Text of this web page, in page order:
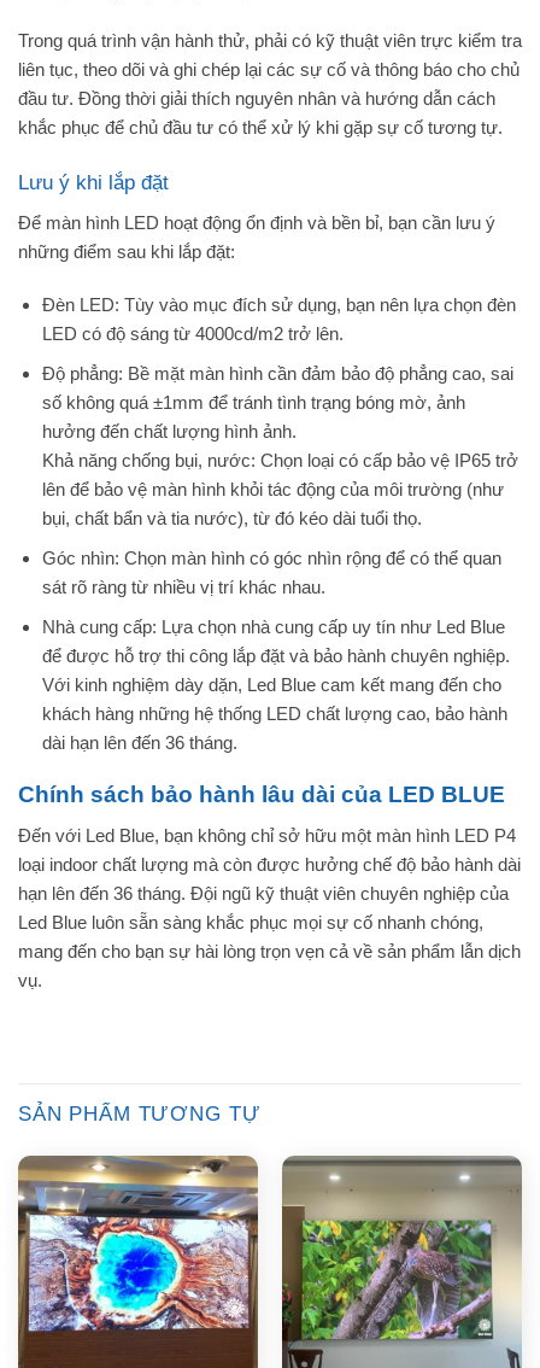
Trong quá trình vận hành thử, phải có kỹ thuật viên trực kiểm tra
liên tục, theo dõi và ghi chép lại các sự cố và thông báo cho chủ
đầu tư. Đồng thời giải thích nguyên nhân và hướng dẫn cách
khắc phục để chủ đầu tư có thể xử lý khi gặp sự cố tương tự.
Lưu ý khi lắp đặt
Để màn hình LED hoạt động ổn định và bền bỉ, bạn cần lưu ý
những điểm sau khi lắp đặt:
Đèn LED: Tùy vào mục đích sử dụng, bạn nên lựa chọn đèn
LED có độ sáng từ 4000cd/m2 trở lên.
Độ phẳng: Bề mặt màn hình cần đảm bảo độ phẳng cao, sai
số không quá ±1mm để tránh tình trạng bóng mờ, ảnh
hưởng đến chất lượng hình ảnh.
Khả năng chống bụi, nước: Chọn loại có cấp bảo vệ IP65 trở
lên để bảo vệ màn hình khỏi tác động của môi trường (như
bụi, chất bẩn và tia nước), từ đó kéo dài tuổi thọ.
Góc nhìn: Chọn màn hình có góc nhìn rộng để có thể quan
sát rõ ràng từ nhiều vị trí khác nhau.
Nhà cung cấp: Lựa chọn nhà cung cấp uy tín như Led Blue
để được hỗ trợ thi công lắp đặt và bảo hành chuyên nghiệp.
Với kinh nghiệm dày dặn, Led Blue cam kết mang đến cho
khách hàng những hệ thống LED chất lượng cao, bảo hành
dài hạn lên đến 36 tháng.
Chính sách bảo hành lâu dài của LED BLUE
Đến với Led Blue, bạn không chỉ sở hữu một màn hình LED P4
loại indoor chất lượng mà còn được hưởng chế độ bảo hành dài
hạn lên đến 36 tháng. Đội ngũ kỹ thuật viên chuyên nghiệp của
Led Blue luôn sẵn sàng khắc phục mọi sự cố nhanh chóng,
mang đến cho bạn sự hài lòng trọn vẹn cả về sản phẩm lẫn dịch
vụ.
SẢN PHẨM TƯƠNG TỰ